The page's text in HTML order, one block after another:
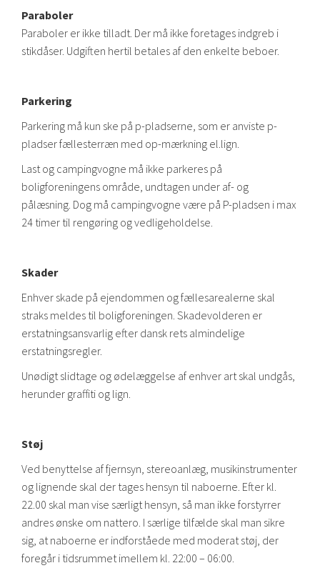
Paraboler
Paraboler er ikke tilladt. Der må ikke foretages indgreb i
stikdåser. Udgiften hertil betales af den enkelte beboer.
Parkering
Parkering må kun ske på p-pladserne, som er anviste p-
pladser fællesterræn med op-mærkning el.lign.
Last og campingvogne må ikke parkeres på
boligforeningens område, undtagen under af- og
pålæsning. Dog må campingvogne være på P-pladsen i max
24 timer til rengøring og vedligeholdelse.
Skader
Enhver skade på ejendommen og fællesarealerne skal
straks meldes til boligforeningen. Skadevolderen er
erstatningsansvarlig efter dansk rets almindelige
erstatningsregler.
Unødigt slidtage og ødelæggelse af enhver art skal undgås,
herunder graffiti og lign.
Støj
Ved benyttelse af fjernsyn, stereoanlæg, musikinstrumenter
og lignende skal der tages hensyn til naboerne. Efter kl.
22.00 skal man vise særligt hensyn, så man ikke forstyrrer
andres ønske om nattero. I særlige tilfælde skal man sikre
sig, at naboerne er indforståede med moderat støj, der
foregår i tidsrummet imellem kl. 22:00 – 06:00.